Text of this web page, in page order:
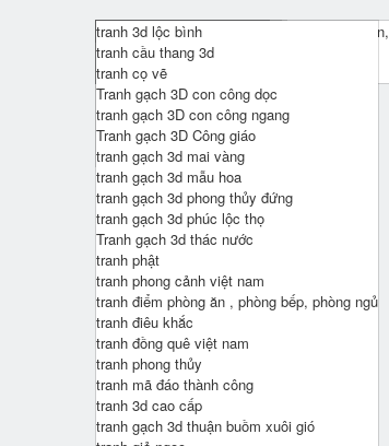
Tranh 3d cửu ngư quần hội , tranh 3d hoa sen,
tranh 3d cá chép
tranh treo tường đồng quê
tranh gạch 3d cá chép
tranh gạch 3d phòng khách
tranh gạch 3d phòng thờ
tranh phòng khách
tranh Bác Hồ
Tranh Bản Đồ Thế Giới
Tranh Chữ Thư Pháp
tranh kim tiền , cây mai vàng
Tranh phòng thờ
Tranh tứ quý
Tranh Vạn Lý Trường Thành
họa tiết nổi 3d
tranh hiện đại - tranh dài
tranh treo tường phù điêu bộ 3
tranh 3d lộc bình
tranh cầu thang 3d
tranh cọ vẽ
Tranh gạch 3D con công dọc
tranh gạch 3D con công ngang
Tranh gạch 3D Công giáo
tranh gạch 3d mai vàng
tranh gạch 3d mẫu hoa
tranh gạch 3d phong thủy đứng
tranh gạch 3d phúc lộc thọ
Tranh gạch 3d thác nước
tranh phật
tranh phong cảnh việt nam
tranh điểm phòng ăn , phòng bếp, phòng ngủ
tranh điêu khắc
tranh đồng quê việt nam
tranh phong thủy
tranh mã đáo thành công
tranh 3d cao cấp
tranh gạch 3d thuận buồm xuôi gió